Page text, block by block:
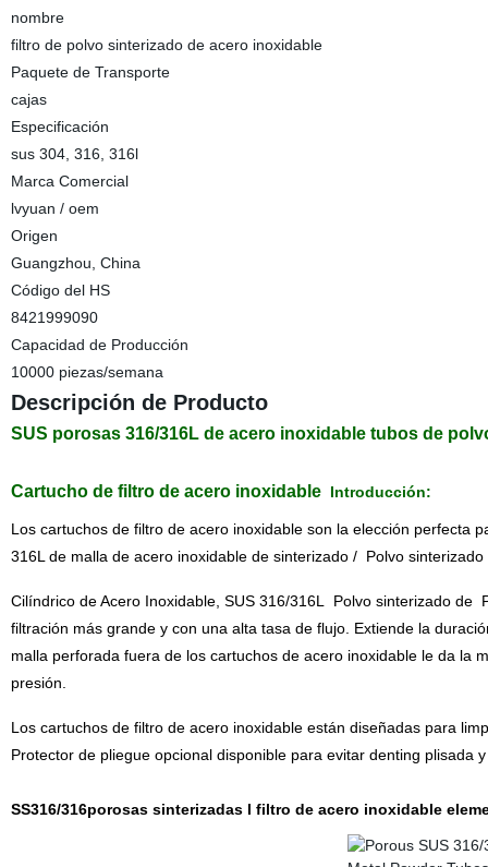
nombre
filtro de polvo sinterizado de acero inoxidable
Paquete de Transporte
cajas
Especificación
sus 304, 316, 316l
Marca Comercial
lvyuan / oem
Origen
Guangzhou, China
Código del HS
8421999090
Capacidad de Producción
10000 piezas/semana
Descripción de Producto
SUS porosas 316/316L de acero inoxidable tubos de
Cartucho de filtro de acero inoxidable Introducción:
Los cartuchos de filtro de acero inoxidable son la elección perfecta
316L de malla de acero inoxidable de sinterizado / Polvo
Cilíndrico de Acero Inoxidable, SUS 316/316L Polvo sinterizado
filtración más grande y con una alta tasa de flujo. Extiende la
malla perforada fuera de los cartuchos de acero inoxidable le da la
presión.
Los cartuchos de filtro de acero inoxidable están diseñadas para
Protector de pliegue opcional disponible para evitar denting plisada
SS316/316porosas sinterizadas l filtro de acero inoxidable